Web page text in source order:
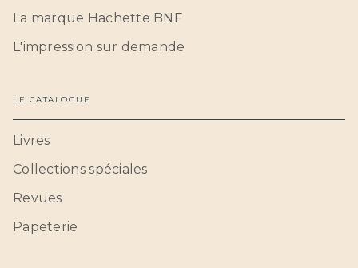
La marque Hachette BNF
L'impression sur demande
LE CATALOGUE
Livres
Collections spéciales
Revues
Papeterie